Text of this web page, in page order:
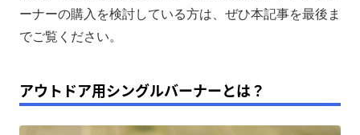
ーナーの購入を検討している方は、ぜひ本記事を最後ま
でご覧ください。
アウトドア用シングルバーナーとは？